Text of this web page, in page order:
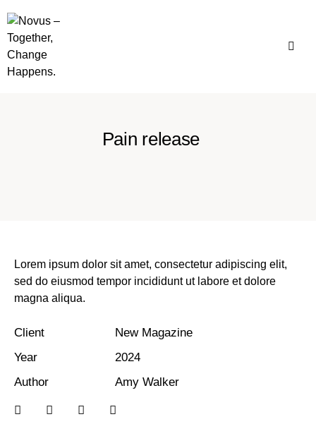
Pain release
Lorem ipsum dolor sit amet, consectetur adipiscing elit,
sed do eiusmod tempor incididunt ut labore et dolore
magna aliqua.
Client
New Magazine
Year
2024
Author
Amy Walker